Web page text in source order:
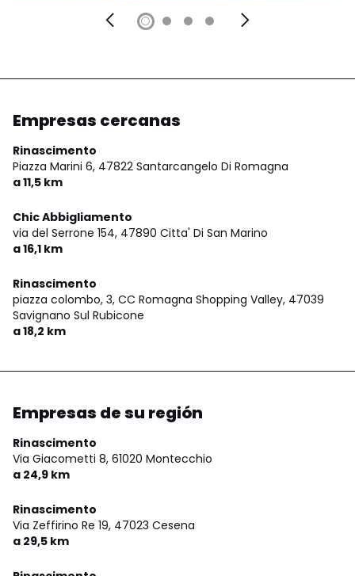
Empresas cercanas
Rinascimento
Piazza Marini 6, 47822 Santarcangelo Di Romagna
a 11,5 km
Chic Abbigliamento
via del Serrone 154, 47890 Citta' Di San Marino
a 16,1 km
Rinascimento
piazza colombo, 3, CC Romagna Shopping Valley, 47039
Savignano Sul Rubicone
a 18,2 km
Empresas de su región
Rinascimento
Via Giacometti 8, 61020 Montecchio
a 24,9 km
Rinascimento
Via Zeffirino Re 19, 47023 Cesena
a 29,5 km